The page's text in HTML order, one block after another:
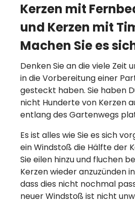
Kerzen mit
und Kerzen mit
Machen Sie es
Denken Sie an die viele Zeit
in die Vorbereitung einer
gesteckt haben. Sie haben
nicht Hunderte von Kerzen
entlang des Gartenwegs
Es ist alles wie Sie es sich
ein Windstoß die Hälfte der
Sie eilen hinzu und fluchen
Kerzen wieder anzuzünden
dass dies nicht nochmal
neuer Windstoß ist nicht